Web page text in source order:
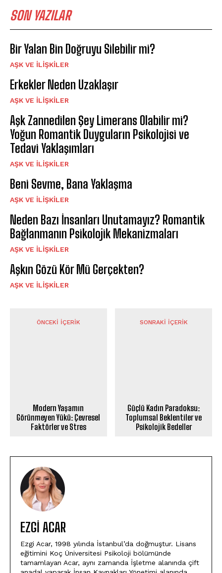
SON YAZILAR
Bir Yalan Bin Doğruyu Silebilir mi?
AŞK VE İLIŞKILER
Erkekler Neden Uzaklaşır
AŞK VE İLIŞKILER
Aşk Zannedilen Şey Limerans Olabilir mi?
Yoğun Romantik Duyguların Psikolojisi ve
Tedavi Yaklaşımları
AŞK VE İLIŞKILER
Beni Sevme, Bana Yaklaşma
AŞK VE İLIŞKILER
Neden Bazı İnsanları Unutamayız? Romantik
Bağlanmanın Psikolojik Mekanizmaları
AŞK VE İLIŞKILER
Aşkın Gözü Kör Mü Gerçekten?
AŞK VE İLIŞKILER
ÖNCEKI İÇERIK
Modern Yaşamın
Görünmeyen Yükü: Çevresel
Faktörler ve Stres
SONRAKI İÇERIK
Güçlü Kadın Paradoksu:
Toplumsal Beklentiler ve
Psikolojik Bedeller
EZGI ACAR
Ezgi Acar, 1998 yılında İstanbul’da doğmuştur. Lisans
eğitimini Koç Üniversitesi Psikoloji bölümünde
tamamlayan Acar, aynı zamanda İşletme alanında çift